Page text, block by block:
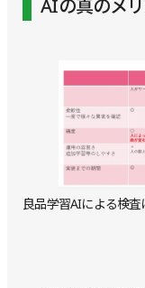
AIの真のメ
良品学習AIによる検